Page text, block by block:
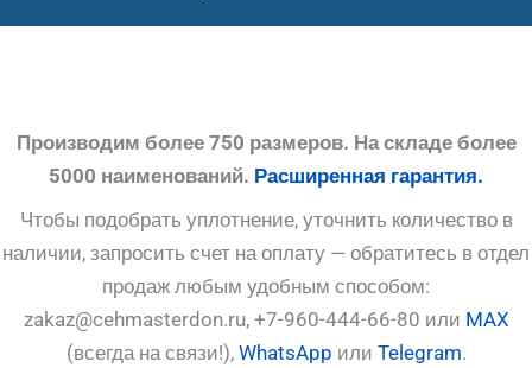
Производим более 750 размеров. На складе более
5000 наименований. Расширенная гарантия.
Чтобы подобрать уплотнение, уточнить количество в
наличии, запросить счет на оплату — обратитесь в отдел
продаж любым удобным способом:
zakaz@cehmasterdon.ru, +7-960-444-66-80 или MAX
(всегда на связи!), WhatsApp или Telegram.